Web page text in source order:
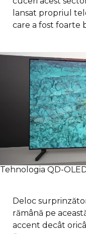
lansat propriul
care a fost foarte
Tehnologia QD-
Deloc
rămână pe
accent decât